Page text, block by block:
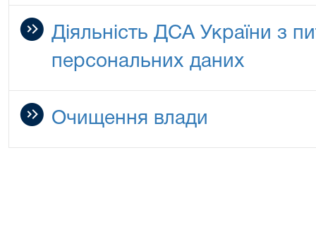
Діяльність ДСА України з
персональних даних
Очищення влади